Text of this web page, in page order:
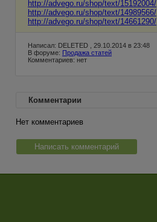
http://advego.ru/shop/text/15192004/
http://advego.ru/shop/text/14989566/
http://advego.ru/shop/text/14661290/
Написал: DELETED , 29.10.2014 в 23:48
В форуме: Продажа статей
Комментариев: нет
Комментарии
Нет комментариев
Написать комментарий